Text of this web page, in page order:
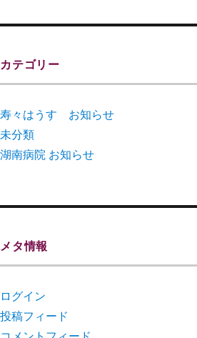
カテゴリー
寿々はうす お知らせ
未分類
湖南病院 お知らせ
メタ情報
ログイン
投稿フィード